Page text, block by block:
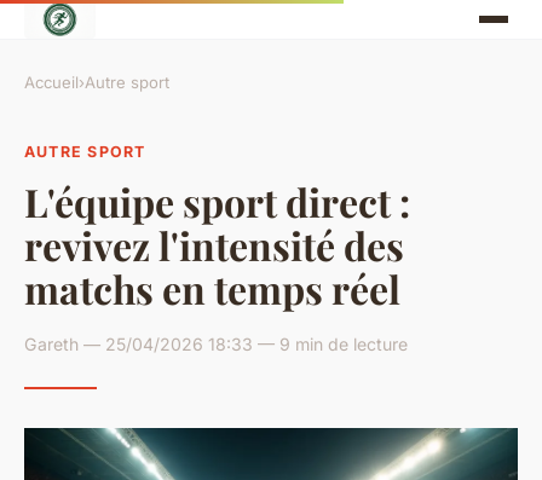
Accueil›Autre sport
AUTRE SPORT
L'équipe sport direct :
revivez l'intensité des
matchs en temps réel
Gareth — 25/04/2026 18:33 — 9 min de lecture